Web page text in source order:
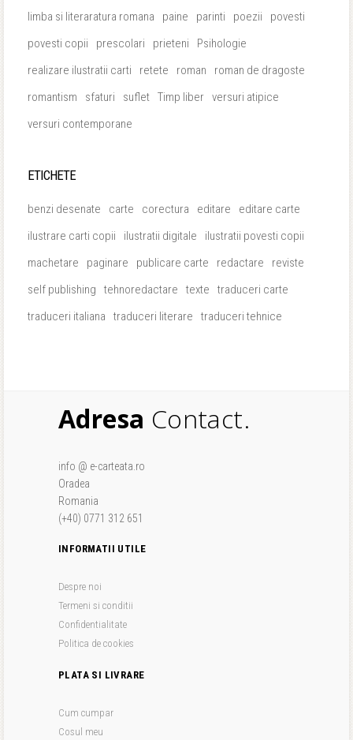
limba si literaratura romana
paine parinti poezii
povesti
povesti copii
prescolari prieteni
Psihologie
realizare ilustratii carti
retete roman
roman de dragoste
romantism
sfaturi suflet Timp liber versuri atipice
versuri contemporane
ETICHETE
benzi desenate carte corectura editare
editare carte
ilustrare carti copii
ilustratii digitale
ilustratii povesti copii
machetare
paginare publicare carte redactare
reviste
self publishing
tehnoredactare texte
traduceri carte
traduceri italiana
traduceri literare traduceri tehnice
Adresa Contact.
info @ e-carteata.ro
Oradea
Romania
(+40) 0771 312 651
INFORMATII UTILE
Despre noi
Termeni si conditii
Confidentialitate
Politica de cookies
PLATA SI LIVRARE
Cum cumpar
Cosul meu